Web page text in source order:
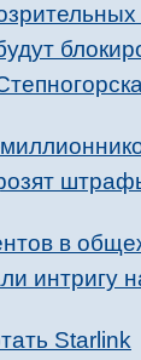
в
интригу
Starlink